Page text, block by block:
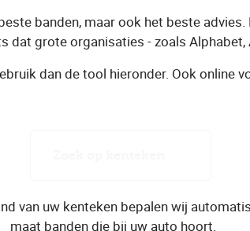
banden, maar ook het beste
grote organisaties - zoals Alphabet,
dan de tool hieronder. Ook online
van uw kenteken bepalen wij
maat banden die bij uw auto hoort.